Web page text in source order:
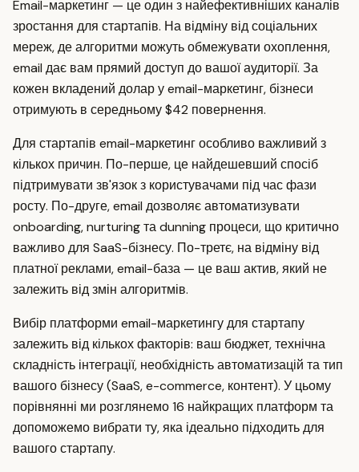
Email-маркетинг — це один з найефективніших каналів
зростання для стартапів. На відміну від соціальних
мереж, де алгоритми можуть обмежувати охоплення,
email дає вам прямий доступ до вашої аудиторії. За
кожен вкладений долар у email-маркетинг, бізнеси
отримують в середньому $42 повернення.
Для стартапів email-маркетинг особливо важливий з
кількох причин. По-перше, це найдешевший спосіб
підтримувати зв'язок з користувачами під час фази
росту. По-друге, email дозволяє автоматизувати
onboarding, nurturing та dunning процеси, що критично
важливо для SaaS-бізнесу. По-третє, на відміну від
платної реклами, email-база — це ваш актив, який не
залежить від змін алгоритмів.
Вибір платформи email-маркетингу для стартапу
залежить від кількох факторів: ваш бюджет, технічна
складність інтеграції, необхідність автоматизацій та тип
вашого бізнесу (SaaS, e-commerce, контент). У цьому
порівнянні ми розглянемо 16 найкращих платформ та
допоможемо вибрати ту, яка ідеально підходить для
вашого стартапу.